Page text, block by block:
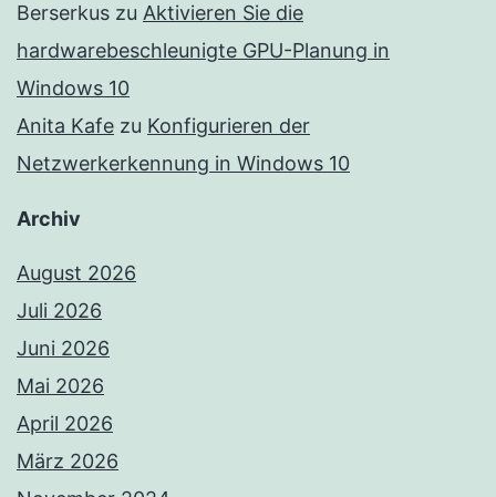
Berserkus zu Aktivieren Sie die
hardwarebeschleunigte GPU-Planung in
Windows 10
Anita Kafe zu Konfigurieren der
Netzwerkerkennung in Windows 10
Archiv
August 2026
Juli 2026
Juni 2026
Mai 2026
April 2026
März 2026